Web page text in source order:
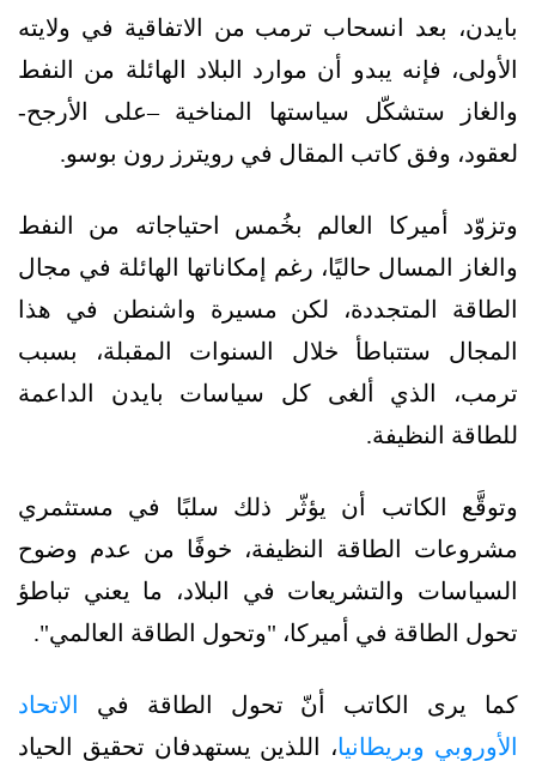
بايدن، بعد انسحاب ترمب من الاتفاقية في ولايته
الأولى، فإنه يبدو أن موارد البلاد الهائلة من النفط
والغاز ستشكّل سياستها المناخية –على الأرجح-
لعقود، وفق كاتب المقال في رويترز رون بوسو.
وتزوّد أميركا العالم بخُمس احتياجاته من النفط
والغاز المسال حاليًا، رغم إمكاناتها الهائلة في مجال
الطاقة المتجددة، لكن مسيرة واشنطن في هذا
المجال ستتباطأ خلال السنوات المقبلة، بسبب
ترمب، الذي ألغى كل سياسات بايدن الداعمة
للطاقة النظيفة.
وتوقَّع الكاتب أن يؤثّر ذلك سلبًا في مستثمري
مشروعات الطاقة النظيفة، خوفًا من عدم وضوح
السياسات والتشريعات في البلاد، ما يعني تباطؤ
تحول الطاقة في أميركا، "وتحول الطاقة العالمي".
كما يرى الكاتب أنّ تحول الطاقة في
الاتحاد
الأوروبي وبريطانيا، اللذين يستهدفان تحقيق الحياد